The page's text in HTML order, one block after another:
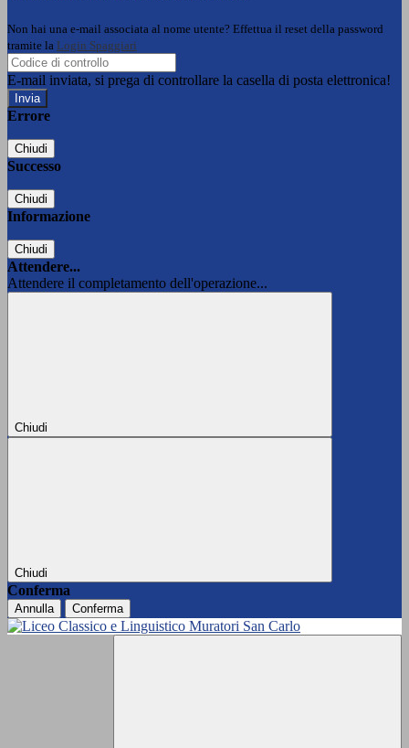
Non hai una e-mail associata al nome utente? Effettua il reset della password
tramite la Login Spaggiari
E-mail inviata, si prega di controllare la casella di posta elettronica!
Errore
Chiudi
Successo
Chiudi
Informazione
Chiudi
Attendere...
Attendere il completamento dell'operazione...
Chiudi
Chiudi
Conferma
Annulla Conferma